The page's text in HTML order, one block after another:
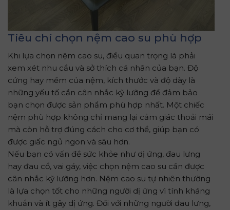
Tiêu chí chọn nệm cao su phù hợp
Khi lựa chọn nệm cao su, điều quan trọng là phải
xem xét nhu cầu và sở thích cá nhân của bạn. Độ
cứng hay mềm của nệm, kích thước và độ dày là
những yếu tố cần cân nhắc kỹ lưỡng để đảm bảo
bạn chọn được sản phẩm phù hợp nhất. Một chiếc
nệm phù hợp không chỉ mang lại cảm giác thoải mái
mà còn hỗ trợ đúng cách cho cơ thể, giúp bạn có
được giấc ngủ ngon và sâu hơn.
Nếu bạn có vấn đề sức khỏe như dị ứng, đau lưng
hay đau cổ, vai gáy, việc chọn nệm cao su cần được
cân nhắc kỹ lưỡng hơn. Nệm cao su tự nhiên thường
là lựa chọn tốt cho những người dị ứng vì tính kháng
khuẩn và ít gây dị ứng. Đối với những người đau lưng,